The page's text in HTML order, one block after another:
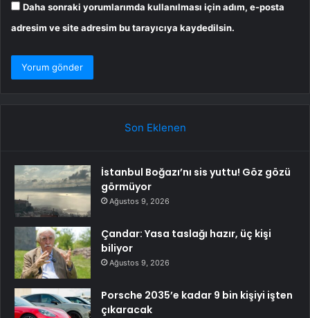
Daha sonraki yorumlarımda kullanılması için adım, e-posta
adresim ve site adresim bu tarayıcıya kaydedilsin.
Son Eklenen
İstanbul Boğazı’nı sis yuttu! Göz gözü
görmüyor
Ağustos 9, 2026
Çandar: Yasa taslağı hazır, üç kişi
biliyor
Ağustos 9, 2026
Porsche 2035’e kadar 9 bin kişiyi işten
çıkaracak